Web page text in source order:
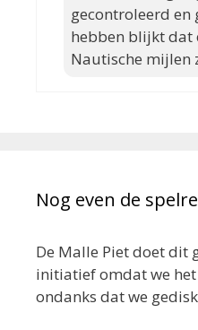
gecontroleerd en
hebben blijkt dat
Nautische mijlen
Nog even de
De Malle Piet doet dit
initiatief omdat we
ondanks dat we